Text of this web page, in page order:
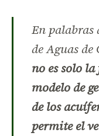
En palabras
de Aguas de
no es solo
modelo de
de los
permite el